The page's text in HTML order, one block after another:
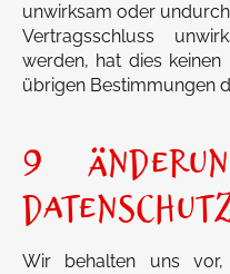
unwirksam oder
Vertragsschluss
werden, hat dies
übrigen Bestimmungen
9
Wir behalten uns vor,